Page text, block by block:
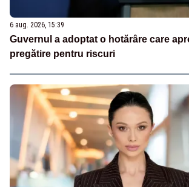
6 aug. 2026, 15:39
Guvernul a adoptat o hotărâre care
pregătire pentru riscuri